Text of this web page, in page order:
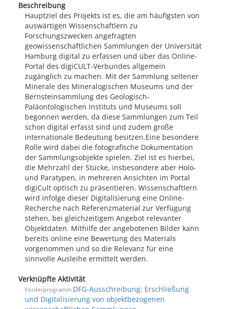
Beschreibung
Hauptziel des Projekts ist es, die am häufigsten von
auswärtigen Wissenschaftlern zu
Forschungszwecken angefragten
geowissenschaftlichen Sammlungen der Universität
Hamburg digital zu erfassen und über das Online-
Portal des digiCULT-Verbundes allgemein
zugänglich zu machen. Mit der Sammlung seltener
Minerale des Mineralogischen Museums und der
Bernsteinsammlung des Geologisch-
Paläontologischen Instituts und Museums soll
begonnen werden, da diese Sammlungen zum Teil
schon digital erfasst sind und zudem große
internationale Bedeutung besitzen.Eine besondere
Rolle wird dabei die fotografische Dokumentation
der Sammlungsobjekte spielen. Ziel ist es hierbei,
die Mehrzahl der Stücke, insbesondere aber Holo-
und Paratypen, in mehreren Ansichten im Portal
digiCult optisch zu präsentieren. Wissenschaftlern
wird infolge dieser Digitalisierung eine Online-
Recherche nach Referenzmaterial zur Verfügung
stehen, bei gleichzeitigem Angebot relevanter
Objektdaten. Mithilfe der angebotenen Bilder kann
bereits online eine Bewertung des Materials
vorgenommen und so die Relevanz für eine
sinnvolle Ausleihe ermittelt werden.
Verknüpfte Aktivität
Förderprogramm DFG-Ausschreibung: Erschließung
und Digitalisierung von objektbezogenen